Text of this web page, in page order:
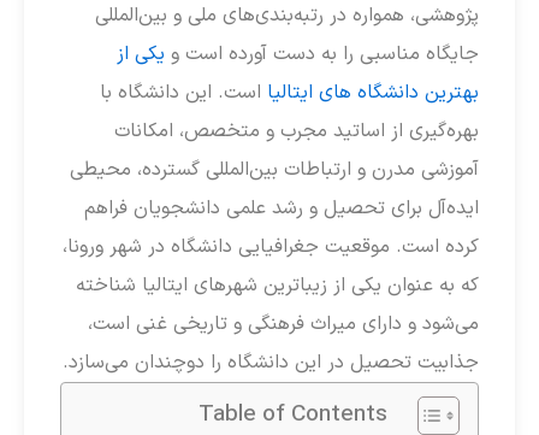
پژوهشی، همواره در رتبه‌بندی‌های ملی و بین‌المللی
جایگاه مناسبی را به دست آورده است و یکی از
بهترین دانشگاه های ایتالیا است. این دانشگاه با
بهره‌گیری از اساتید مجرب و متخصص، امکانات
آموزشی مدرن و ارتباطات بین‌المللی گسترده، محیطی
ایده‌آل برای تحصیل و رشد علمی دانشجویان فراهم
کرده است. موقعیت جغرافیایی دانشگاه در شهر ورونا،
که به عنوان یکی از زیباترین شهرهای ایتالیا شناخته
می‌شود و دارای میراث فرهنگی و تاریخی غنی است،
جذابیت تحصیل در این دانشگاه را دوچندان می‌سازد.
Table of Contents